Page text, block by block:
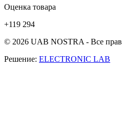
Оценка товара
+119 294
© 2026 UAB NOSTRA - Все
Решение: ELECTRONIC LAB